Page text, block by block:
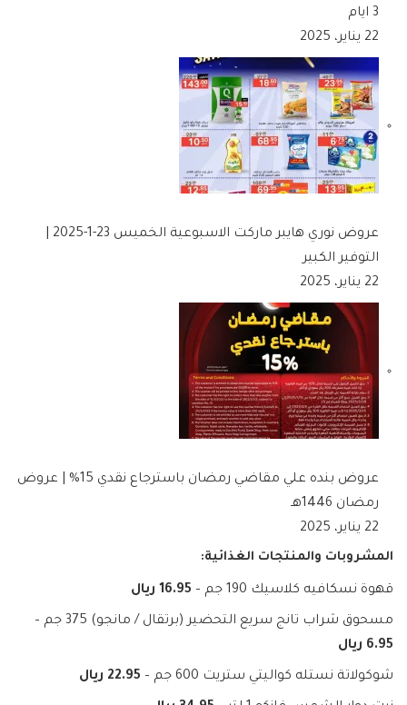
3 ايام
22 يناير، 2025
التوفير الكبير
22 يناير، 2025
عروض بنده علي مقاضي رمضان باسترجاع نقدي 15% | عروض
رمضان 1446هـ
22 يناير، 2025
المشروبات والمنتجات الغذائية:
قهوة نسكافيه كلاسيك 190 جم – 16.95 ريال
مسحوق شراب تانج سريع التحضير (برتقال / مانجو) 375 جم –
6.95 ريال
شوكولاتة نستله كواليتي ستريت 600 جم – 22.95 ريال